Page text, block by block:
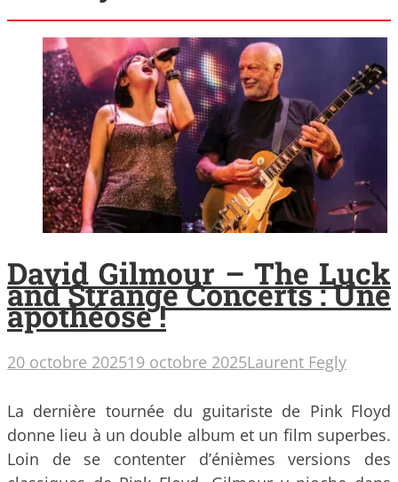
David Gilmour – The Luck
and Strange Concerts : Une
apothéose !
20 octobre 202519 octobre 2025Laurent Fegly
La dernière tournée du guitariste de Pink Floyd
donne lieu à un double album et un film superbes.
Loin de se contenter d’énièmes versions des